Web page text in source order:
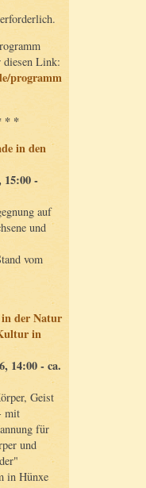
diesen Link:
programm
* *
in den
15:00 -
auf
und
vom
der Natur
in
14:00 - ca.
Geist
mit
für
und
in Hünxe